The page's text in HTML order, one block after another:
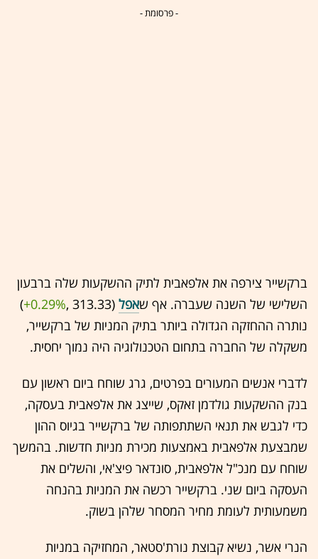
- פרסומת -
ברקשייר צירפה את אלפאבית לתיק ההשקעות שלה ברבעון
השלישי של השנה שעברה. אף שאפל (313.33 ,‎
+0.29%
‏)
נותרה ההחזקה הגדולה ביותר בתיק המניות של ברקשייר,
משקלה של החברה בתחום הטכנולוגיה היה נמוך יחסית.
לדברי אנשים המעורים בפרטים, גרג שוחח ביום ראשון עם
בנק ההשקעות גולדמן זאקס, שייצג את אלפאבית בעסקה,
כדי לגבש את תנאי השתתפותה של ברקשייר בגיוס ההון
שמבצעת אלפאבית באמצעות מכירת מניות חדשות. בהמשך
שוחח עם מנכ"ל אלפאבית, סונדאר פיצ'אי, והשלים את
העסקה ביום שני. ברקשייר רכשה את המניות בהנחה
משמעותית לעומת מחיר המסחר שלהן בשוק.
הנרי אשר, נשיא קבוצת נורת'סטאר, המחזיקה במניות